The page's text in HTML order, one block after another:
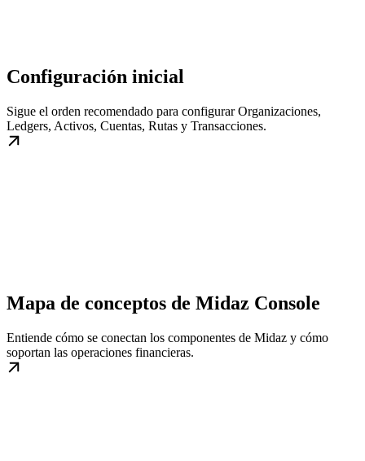
Configuración inicial
Sigue el orden recomendado para configurar Organizaciones,
Ledgers, Activos, Cuentas, Rutas y Transacciones.
Mapa de conceptos de Midaz Console
Entiende cómo se conectan los componentes de Midaz y cómo
soportan las operaciones financieras.